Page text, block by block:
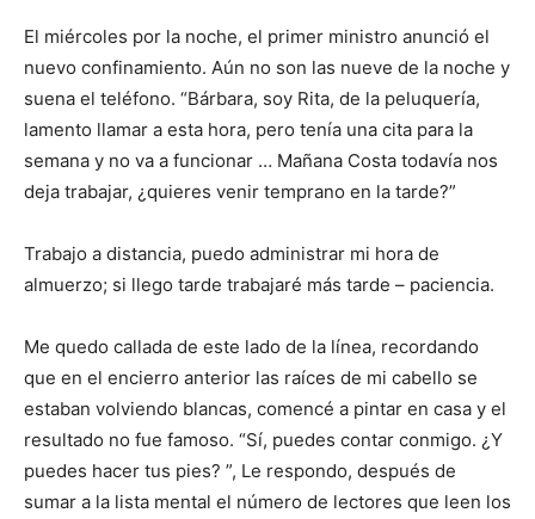
El miércoles por la noche, el primer ministro anunció el
nuevo confinamiento. Aún no son las nueve de la noche y
suena el teléfono. “Bárbara, soy Rita, de la peluquería,
lamento llamar a esta hora, pero tenía una cita para la
semana y no va a funcionar … Mañana Costa todavía nos
deja trabajar, ¿quieres venir temprano en la tarde?”
Trabajo a distancia, puedo administrar mi hora de
almuerzo; si llego tarde trabajaré más tarde – paciencia.
Me quedo callada de este lado de la línea, recordando
que en el encierro anterior las raíces de mi cabello se
estaban volviendo blancas, comencé a pintar en casa y el
resultado no fue famoso. “Sí, puedes contar conmigo. ¿Y
puedes hacer tus pies? ”, Le respondo, después de
sumar a la lista mental el número de lectores que leen los